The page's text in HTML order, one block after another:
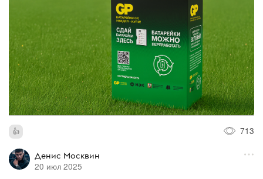
713
Денис Москвин
20 июл 2025